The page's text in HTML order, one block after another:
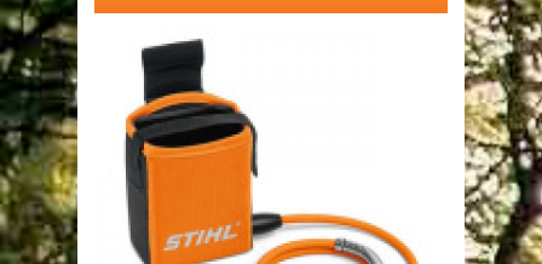
ДОСТАВКА
ОПЛАТА
ГАРАНТИЯ И СЕРВИС
ПОЛЬЗОВАТЕЛЬСКОЕ СОГЛАШЕНИЕ